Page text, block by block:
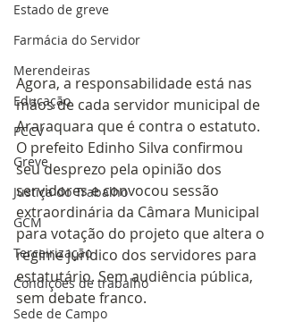
Estado de greve
Farmácia do Servidor
Merendeiras
Educação
PCCV
Greve
Justiça do Trabalho
GCM
Terceirização
Condições de trabalho
Sede de Campo
Agora, a responsabilidade está nas
mãos de cada servidor municipal de
Araraquara que é contra o estatuto.
O prefeito Edinho Silva confirmou
seu desprezo pela opinião dos
servidores e convocou sessão
extraordinária da Câmara Municipal
para votação do projeto que altera o
regime jurídico dos servidores para
estatutário. Sem audiência pública,
sem debate franco.